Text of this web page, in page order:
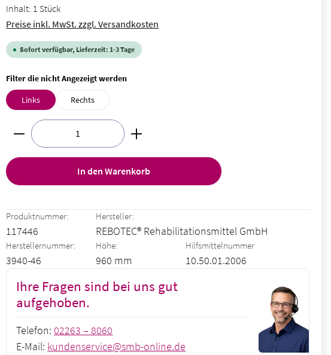
Inhalt: 1 Stück
Preise inkl. MwSt. zzgl. Versandkosten
Sofort verfügbar, Lieferzeit: 1-3 Tage
Filter die nicht Angezeigt werdenauswählen
Links Rechts
Produkt Anzahl: Gib den gewünschten Wert ein oder
In den Warenkorb
Produktnummer:
117446
Hersteller:
REBOTEC® Rehabilitationsmittel GmbH
Herstellernummer:
3940-46
Höhe:
960 mm
Hilfsmittelnummer
10.50.01.2006
Ihre Fragen sind bei uns gut
aufgehoben.
Telefon:02263 – 8060
E-Mail: kundenservice@smb-online.de